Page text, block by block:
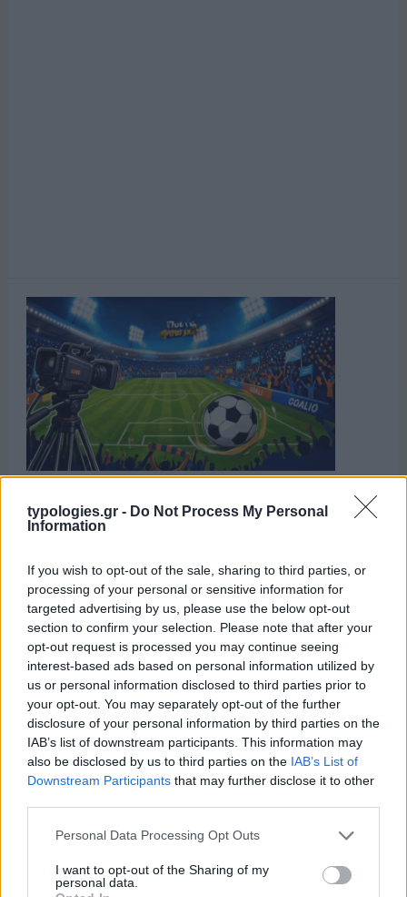
typologies.gr - Do Not Process My Personal
Information
If you wish to opt-out of the sale, sharing to third parties, or
processing of your personal or sensitive information for
targeted advertising by us, please use the below opt-out
section to confirm your selection. Please note that after your
opt-out request is processed you may continue seeing
interest-based ads based on personal information utilized by
us or personal information disclosed to third parties prior to
your opt-out. You may separately opt-out of the further
disclosure of your personal information by third parties on the
IAB’s list of downstream participants. This information may
also be disclosed by us to third parties on the IAB’s List of
Downstream Participants that may further disclose it to other
Please note that this website/app uses one or more Google
not limited to your visit or usage behaviour. You may click to
grant or deny consent to Google and its third-party tags to
Personal Data Processing Opt Outs
I want to opt-out of the Sharing of my
personal data.